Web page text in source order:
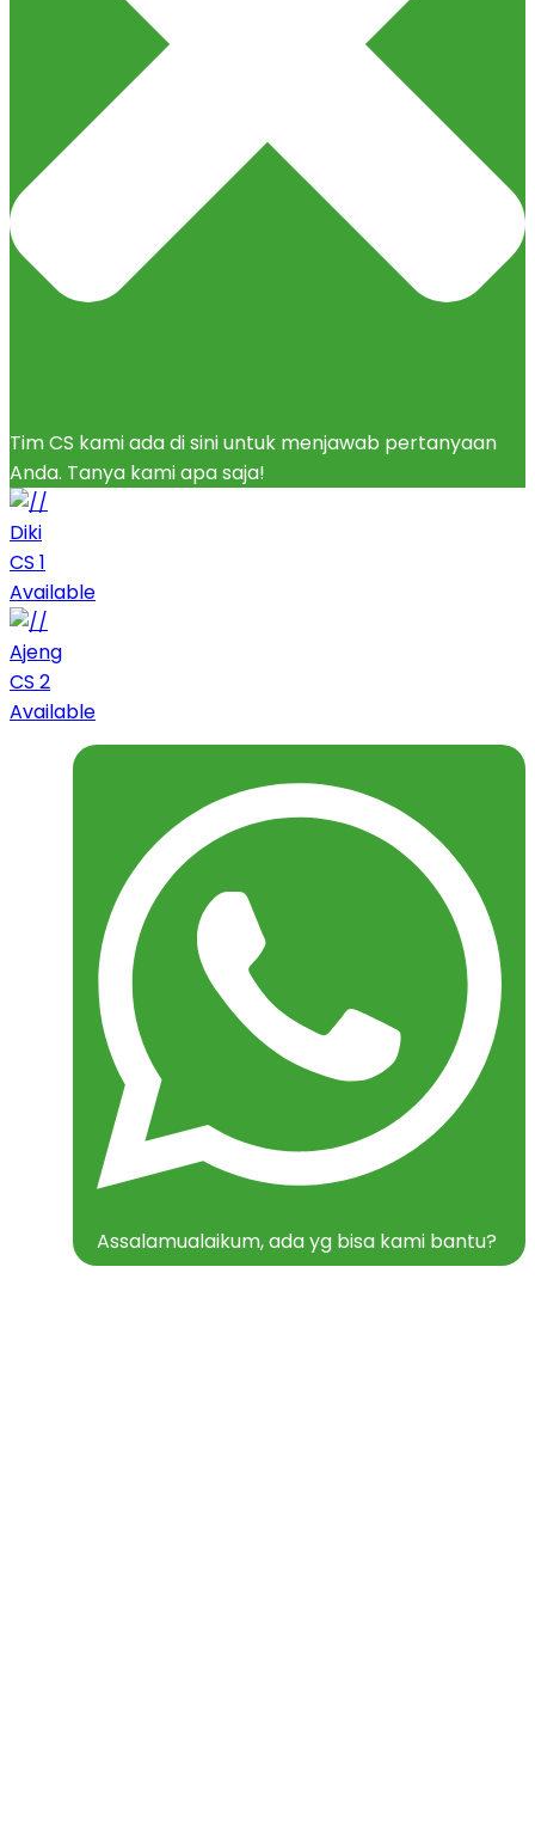
Tim CS kami ada di sini untuk menjawab pertanyaan
Anda. Tanya kami apa saja!
Diki
CS 1
Available
Ajeng
CS 2
Available
Assalamualaikum, ada yg bisa kami bantu?